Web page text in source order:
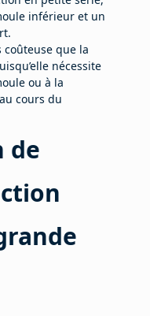
inférieur et un
que la
nécessite
ou à la
cours du
de